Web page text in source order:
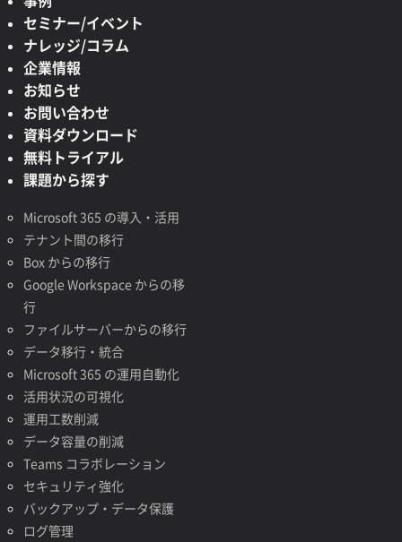
セミナー/イベント
ナレッジ/コラム
企業情報
お知らせ
お問い合わせ
資料ダウンロード
無料トライアル
課題から探す
Microsoft 365 の導入・活用
テナント間の移行
Box からの移行
Google Workspace からの移
行
ファイルサーバーからの移行
データ移行・統合
Microsoft 365 の運用自動化
活用状況の可視化
運用工数削減
データ容量の削減
Teams コラボレーション
セキュリティ強化
バックアップ・データ保護
ログ管理